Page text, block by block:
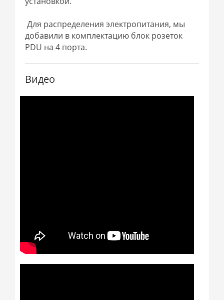
Для распределения электропитания, мы
добавили в комплектацию блок розеток
PDU на 4 порта.
Видео